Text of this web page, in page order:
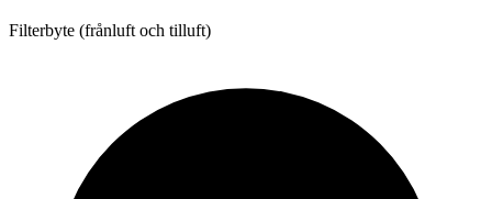
Filterbyte (frånluft och tilluft)